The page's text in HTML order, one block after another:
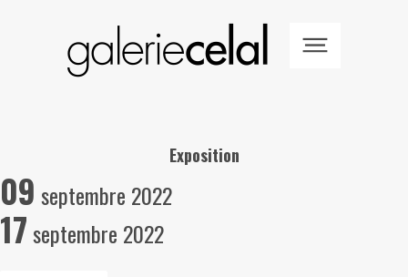
Exposition
09 septembre 2022
17septembre 2022